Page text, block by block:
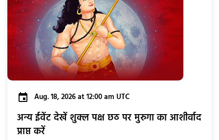
Aug. 18, 2026 at 12:00 am UTC
अन्य ईवेंट देखें शुक्ल पक्ष छठ पर मुरुगा का आशीर्वाद
प्राप्त करें